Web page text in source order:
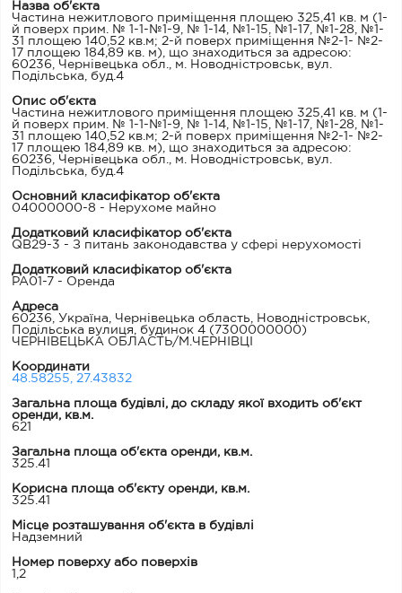
Назва об'єкта
Частина нежитлового приміщення площею 325,41 кв. м (1-
й поверх прим. № 1-1-№1-9, № 1-14, №1-15, №1-17, №1-28, №1-
31 площею 140,52 кв.м; 2-й поверх приміщення №2-1- №2-
17 площею 184,89 кв. м), що знаходиться за адресою:
60236, Чернівецька обл., м. Новодністровськ, вул.
Подільська, буд.4
Опис об'єкта
Частина нежитлового приміщення площею 325,41 кв. м (1-
й поверх прим. № 1-1-№1-9, № 1-14, №1-15, №1-17, №1-28, №1-
31 площею 140,52 кв.м; 2-й поверх приміщення №2-1- №2-
17 площею 184,89 кв. м), що знаходиться за адресою:
60236, Чернівецька обл., м. Новодністровськ, вул.
Подільська, буд.4
Основний класифікатор об'єкта
04000000-8 - Нерухоме майно
Додатковий класифікатор об'єкта
QB29-3 - З питань законодавства у сфері нерухомості
Додатковий класифікатор об'єкта
PA01-7 - Оренда
Адреса
60236, Україна, Чернівецька область, Новодністровськ,
Подільська вулиця, будинок 4 (7300000000)
ЧЕРНІВЕЦЬКА ОБЛАСТЬ/М.ЧЕРНІВЦІ
Координати
48.58255, 27.43832
Загальна площа будівлі, до складу якої входить об'єкт
оренди, кв.м.
621
Загальна площа об'єкта оренди, кв.м.
325.41
Корисна площа об'єкту оренди, кв.м.
325.41
Місце розташування об'єкта в будівлі
Надземний
Номер поверху або поверхів
1,2